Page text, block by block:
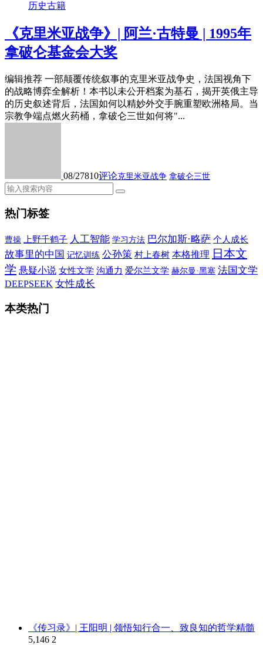
历史古籍
《克里米亚战争》| 阿兰·古特曼 | 1995年
拿破仑基金会大奖
编辑推荐 一部颠覆传统叙事的克里米亚战争史，法国视角下
的战略博弈全解析！本书以未公开档案为基石，揭开英俄主导
的历史叙述背后，法国如何以精妙外交手腕重塑欧洲格局。当
宗教争端点燃火药桶，拿破仑三世如何将"...
08/27810评论克里米亚战争 拿破仑三世
热门标签
曹操 上野千鹤子 人工智能 学习方法 巴尔加斯·略萨 个人成长
故事里的中国 记忆训练 公孙策 村上春树 本格推理 日本文
学 悬疑小说 女性文学 沟通力 爱尔兰文学 赫尔曼·黑塞 法国文学
DEEPSEEK 女性成长
本类热门
《传习录》| 王阳明 | 领悟知行合一、致良知的哲学精髓
5,146 2